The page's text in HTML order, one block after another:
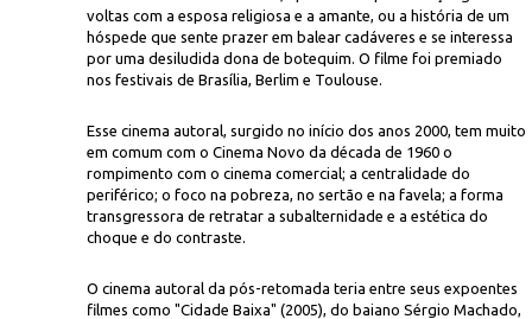
voltas com a esposa religiosa e a amante, ou a história de um
hóspede que sente prazer em balear cadáveres e se interessa
por uma desiludida dona de botequim. O filme foi premiado
nos festivais de Brasília, Berlim e Toulouse.
Esse cinema autoral, surgido no início dos anos 2000, tem muito
em comum com o Cinema Novo da década de 1960 o
rompimento com o cinema comercial; a centralidade do
periférico; o foco na pobreza, no sertão e na favela; a forma
transgressora de retratar a subalternidade e a estética do
choque e do contraste.
O cinema autoral da pós-retomada teria entre seus expoentes
filmes como "Cidade Baixa" (2005), do baiano Sérgio Machado,